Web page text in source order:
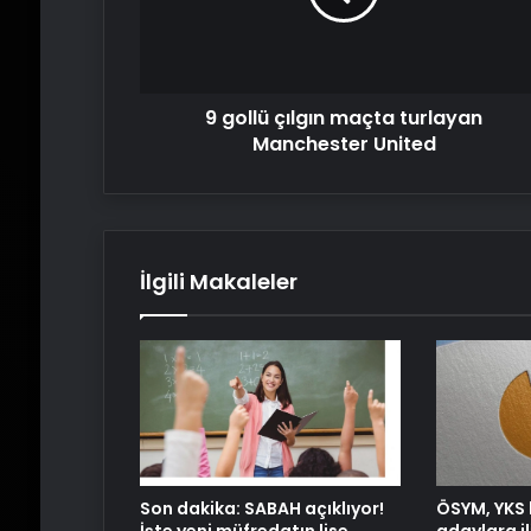
9 gollü çılgın maçta turlayan
Manchester United
İlgili Makaleler
Son dakika: SABAH açıklıyor!
ÖSYM,